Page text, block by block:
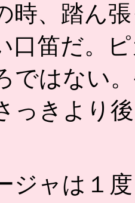
、踏ん
口笛だ。
ではない
っきより
ャは１